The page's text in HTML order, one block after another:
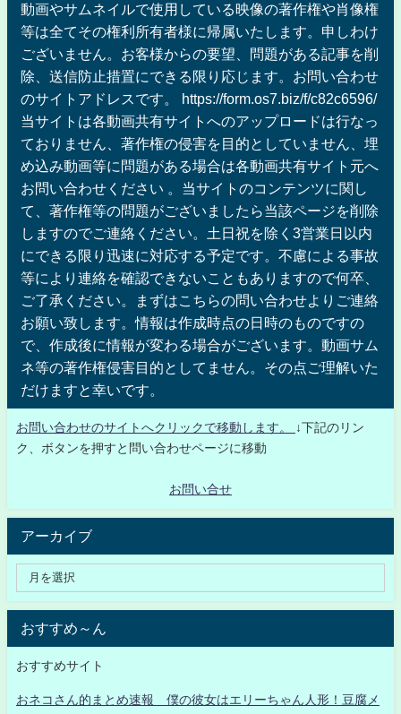
動画やサムネイルで使用している映像の著作権や肖像権
等は全てその権利所有者様に帰属いたします。申しわけ
ございません。お客様からの要望、問題がある記事を削
除、送信防止措置にできる限り応じます。お問い合わせ
のサイトアドレスです。 https://form.os7.biz/f/c82c6596/
当サイトは各動画共有サイトへのアップロードは行なっ
ておりません、著作権の侵害を目的としていません、埋
め込み動画等に問題がある場合は各動画共有サイト元へ
お問い合わせください 。当サイトのコンテンツに関し
て、著作権等の問題がございましたら当該ページを削除
しますのでご連絡ください。土日祝を除く3営業日以内
にできる限り迅速に対応する予定です。不慮による事故
等により連絡を確認できないこともありますので何卒、
ご了承ください。まずはこちらの問い合わせよりご連絡
お願い致します。情報は作成時点の日時のものですの
で、作成後に情報が変わる場合がございます。動画サム
ネ等の著作権侵害目的としてません。その点ご理解いた
だけますと幸いです。
お問い合わせのサイトへクリックで移動します。
↓下記のリン
ク、ボタンを押すと問い合わせページに移動
お問い合せ
アーカイブ
おすすめ～ん
おすすめサイト
おネコさん的まとめ速報 僕の彼女はエリーちゃん人形！豆腐メ